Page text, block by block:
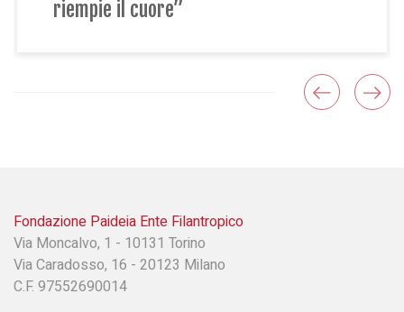
Fondazione Paideia Ente Filantropico
Via Moncalvo, 1 - 10131 Torino
Via Caradosso, 16 - 20123 Milano
C.F. 97552690014